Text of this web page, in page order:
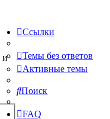
и
Ссылки
Темы без ответов
Активные темы
Поиск
FAQ